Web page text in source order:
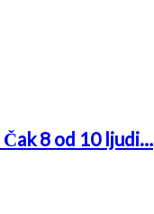
8 od 10 ljudi…